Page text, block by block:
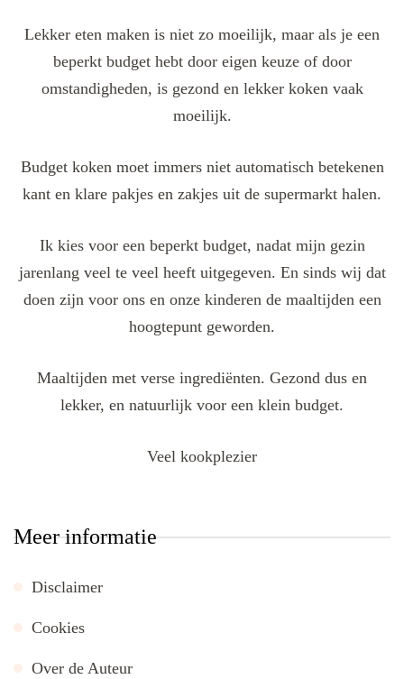
Lekker eten maken is niet zo moeilijk, maar als je een
beperkt budget hebt door eigen keuze of door
omstandigheden, is gezond en lekker koken vaak
moeilijk.
Budget koken moet immers niet automatisch betekenen
kant en klare pakjes en zakjes uit de supermarkt halen.
Ik kies voor een beperkt budget, nadat mijn gezin
jarenlang veel te veel heeft uitgegeven. En sinds wij dat
doen zijn voor ons en onze kinderen de maaltijden een
hoogtepunt geworden.
Maaltijden met verse ingrediënten. Gezond dus en
lekker, en natuurlijk voor een klein budget.
Veel kookplezier
Meer informatie
Disclaimer
Cookies
Over de Auteur